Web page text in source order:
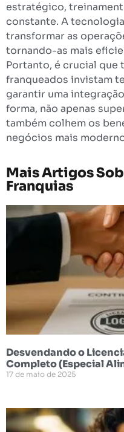
estratégico,
constante. A
transformar as
tornando-as mais
Portanto, é crucial que
franqueados invistam
garantir uma
forma, não apenas
também colhem os
negócios mais
Mais Artigos
Franquias
Desvendando o
Completo (Especial
17 de maio de 2025